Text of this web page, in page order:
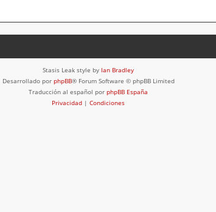
Stasis Leak style by Ian Bradley
Desarrollado por phpBB® Forum Software © phpBB Limited
Traducción al español por phpBB España
Privacidad | Condiciones